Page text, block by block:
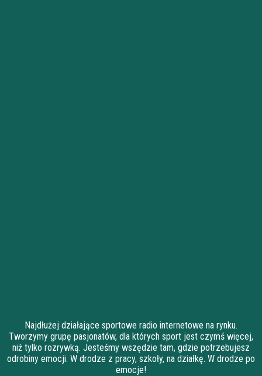
Najdłużej działające sportowe radio internetowe na rynku.
Tworzymy grupę pasjonatów, dla których sport jest czymś więcej,
niż tylko rozrywką. Jesteśmy wszędzie tam, gdzie potrzebujesz
odrobiny emocji. W drodze z pracy, szkoły, na działkę. W drodze po
emocje!